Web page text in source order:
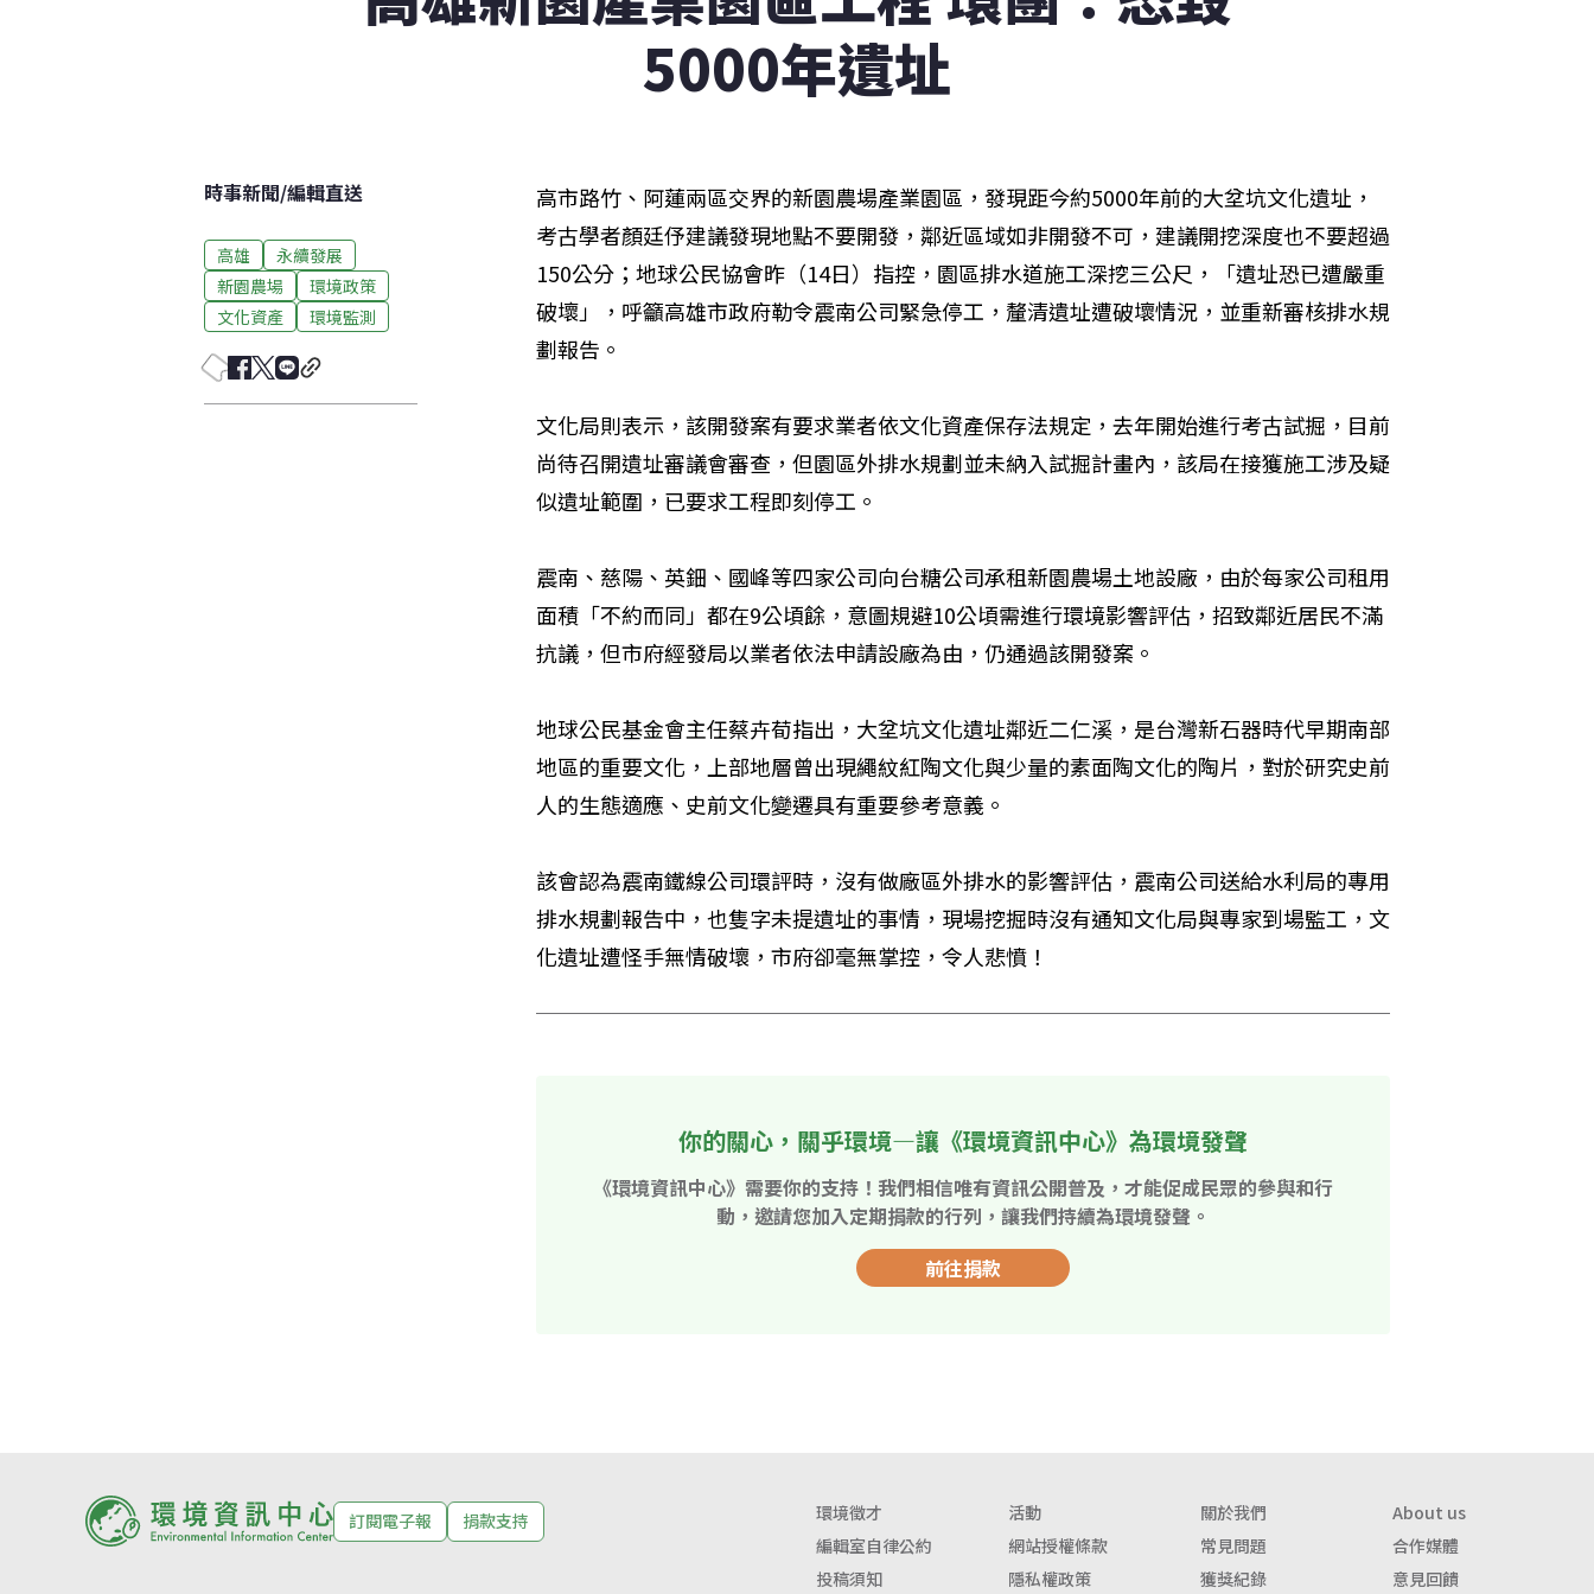
5000年遺址
時事新聞/編輯直送
高雄
永續發展
新園農場
環境政策
文化資產
環境監測
高市路竹、阿蓮兩區交界的新園農場產業園區，發現距今約5000年前的大坌坑文化遺址，
考古學者顏廷伃建議發現地點不要開發，鄰近區域如非開發不可，建議開挖深度也不要超過
150公分；地球公民協會昨（14日）指控，園區排水道施工深挖三公尺，「遺址恐已遭嚴重
破壞」，呼籲高雄市政府勒令震南公司緊急停工，釐清遺址遭破壞情況，並重新審核排水規
劃報告。
文化局則表示，該開發案有要求業者依文化資產保存法規定，去年開始進行考古試掘，目前
尚待召開遺址審議會審查，但園區外排水規劃並未納入試掘計畫內，該局在接獲施工涉及疑
似遺址範圍，已要求工程即刻停工。
震南、慈陽、英鈿、國峰等四家公司向台糖公司承租新園農場土地設廠，由於每家公司租用
面積「不約而同」都在9公頃餘，意圖規避10公頃需進行環境影響評估，招致鄰近居民不滿
抗議，但市府經發局以業者依法申請設廠為由，仍通過該開發案。
地球公民基金會主任蔡卉荀指出，大坌坑文化遺址鄰近二仁溪，是台灣新石器時代早期南部
地區的重要文化，上部地層曾出現繩紋紅陶文化與少量的素面陶文化的陶片，對於研究史前
人的生態適應、史前文化變遷具有重要參考意義。
該會認為震南鐵線公司環評時，沒有做廠區外排水的影響評估，震南公司送給水利局的專用
排水規劃報告中，也隻字未提遺址的事情，現場挖掘時沒有通知文化局與專家到場監工，文
化遺址遭怪手無情破壞，市府卻毫無掌控，令人悲憤！
你的關心，關乎環境—讓《環境資訊中心》為環境發聲
《環境資訊中心》需要你的支持！我們相信唯有資訊公開普及，才能促成民眾的參與和行
動，邀請您加入定期捐款的行列，讓我們持續為環境發聲。
前往捐款
訂閱電子報 捐款支持 環境徵才 活動 關於我們
About us
編輯室自律公約
網站授權條款 常見問題
合作媒體
投稿須知
隱私權政策 獲獎紀錄 意見回饋